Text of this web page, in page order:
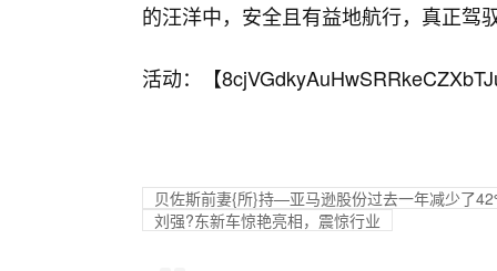
的汪洋中，安全且有益地航行，真正驾
活动：【
贝佐斯前妻{所}持—亚马逊股份过去一年减少了
刘强?东新车惊艳亮相，震惊行业